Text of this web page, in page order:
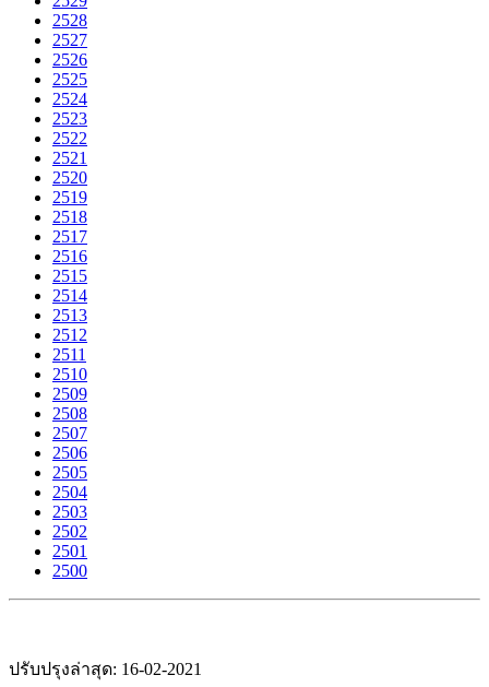
2528
2527
2526
2525
2524
2523
2522
2521
2520
2519
2518
2517
2516
2515
2514
2513
2512
2511
2510
2509
2508
2507
2506
2505
2504
2503
2502
2501
2500
ปรับปรุงล่าสุด: 16-02-2021